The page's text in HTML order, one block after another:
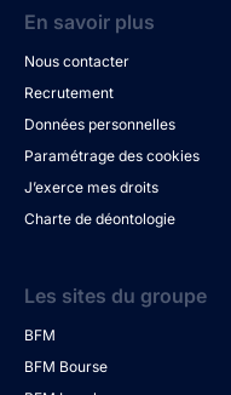
En savoir plus
Nous contacter
Recrutement
Données personnelles
Paramétrage des cookies
J’exerce mes droits
Charte de déontologie
Les sites du groupe
BFM
BFM Bourse